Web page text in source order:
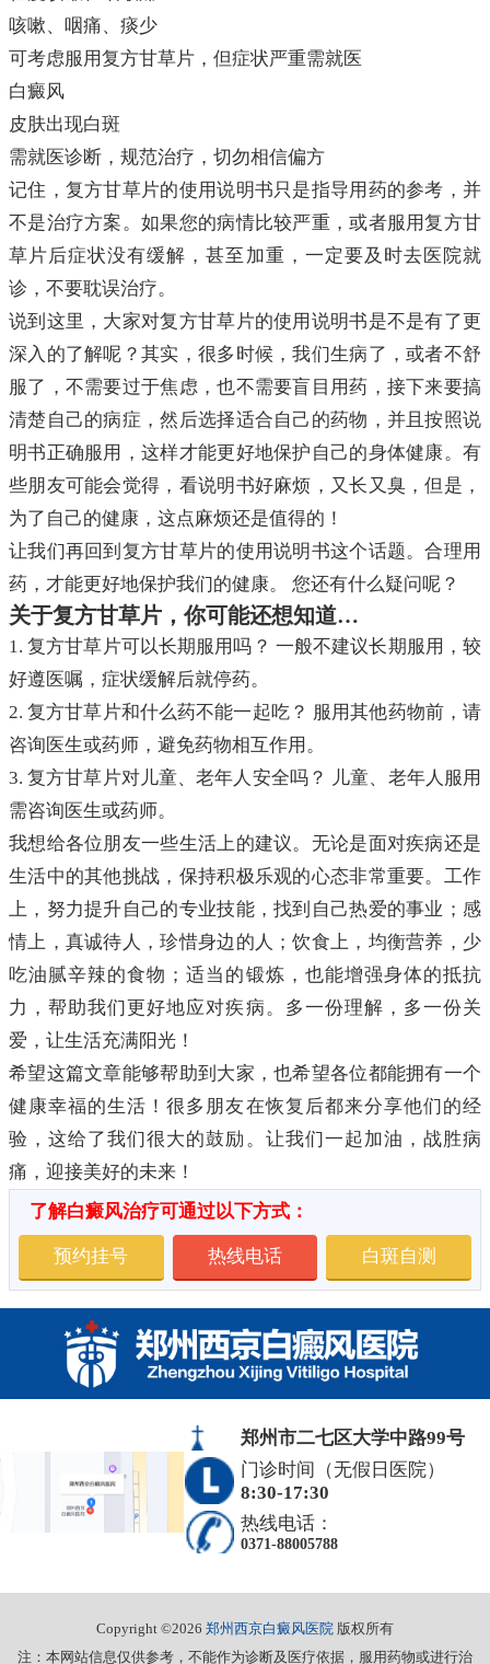
咳嗽、咽痛、痰少
可考虑服用复方甘草片，但症状严重需就医
白癜风
皮肤出现白斑
需就医诊断，规范治疗，切勿相信偏方
记住，复方甘草片的使用说明书只是指导用药的参考，并
不是治疗方案。如果您的病情比较严重，或者服用复方甘
草片后症状没有缓解，甚至加重，一定要及时去医院就
诊，不要耽误治疗。
说到这里，大家对复方甘草片的使用说明书是不是有了更
深入的了解呢？其实，很多时候，我们生病了，或者不舒
服了，不需要过于焦虑，也不需要盲目用药，接下来要搞
清楚自己的病症，然后选择适合自己的药物，并且按照说
明书正确服用，这样才能更好地保护自己的身体健康。有
些朋友可能会觉得，看说明书好麻烦，又长又臭，但是，
为了自己的健康，这点麻烦还是值得的！
让我们再回到复方甘草片的使用说明书这个话题。合理用
药，才能更好地保护我们的健康。 您还有什么疑问呢？
关于复方甘草片，你可能还想知道…
1. 复方甘草片可以长期服用吗？ 一般不建议长期服用，较
好遵医嘱，症状缓解后就停药。
2. 复方甘草片和什么药不能一起吃？ 服用其他药物前，请
咨询医生或药师，避免药物相互作用。
3. 复方甘草片对儿童、老年人安全吗？ 儿童、老年人服用
需咨询医生或药师。
我想给各位朋友一些生活上的建议。无论是面对疾病还是
生活中的其他挑战，保持积极乐观的心态非常重要。工作
上，努力提升自己的专业技能，找到自己热爱的事业；感
情上，真诚待人，珍惜身边的人；饮食上，均衡营养，少
吃油腻辛辣的食物；适当的锻炼，也能增强身体的抵抗
力，帮助我们更好地应对疾病。多一份理解，多一份关
爱，让生活充满阳光！
希望这篇文章能够帮助到大家，也希望各位都能拥有一个
健康幸福的生活！很多朋友在恢复后都来分享他们的经
验，这给了我们很大的鼓励。让我们一起加油，战胜病
痛，迎接美好的未来！
了解白癜风治疗可通过以下方式：
预约挂号 热线电话 白斑自测
郑州市二七区大学中路99号
门诊时间（无假日医院）
8:30-17:30
热线电话：
0371-88005788
Copyright ©2026 郑州西京白癜风医院 版权所有
注：本网站信息仅供参考，不能作为诊断及医疗依据，服用药物或进行治